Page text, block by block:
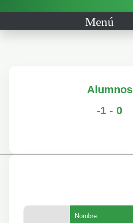
Menú
Alumnos
-1 - 0
Nombre: